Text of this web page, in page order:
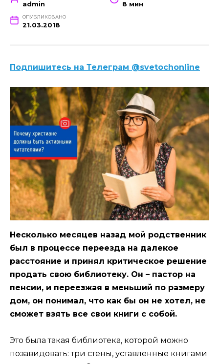
admin 8 мин
ОПУБЛИКОВАНО
21.03.2018
Подпишитесь на Телеграм @svetochonline
Несколько месяцев назад мой родственник
был в процессе переезда на далекое
расстояние и принял критическое решение
продать свою библиотеку. Он – пастор на
пенсии, и переезжая в меньший по размеру
дом, он понимал, что как бы он не хотел, не
сможет взять все свои книги с собой.
Это была такая библиотека, которой можно
позавидовать: три стены, уставленные книгами